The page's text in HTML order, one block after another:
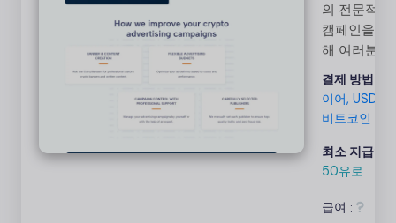
의 전문적인
캠페인을 통
해 여러분을
돕는 최대 규
모의 비트코
인 ​​및 암호화
워크입니다.
당사의 온보
는 빠르고 쉽
결제 방법:
이어, USDT,
비트코인
최소 지급액:
50유로
급여 :